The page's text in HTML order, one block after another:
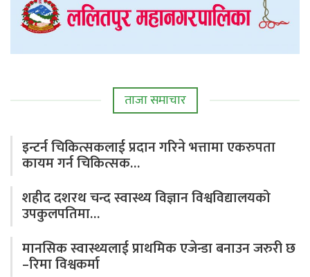
ताजा समाचार
इन्टर्न चिकित्सकलाई प्रदान गरिने भत्तामा एकरुपता
कायम गर्न चिकित्सक…
शहीद दशरथ चन्द स्वास्थ्य विज्ञान विश्वविद्यालयको
उपकुलपतिमा…
मानसिक स्वास्थ्यलाई प्राथमिक एजेन्डा बनाउन जरुरी छ
–रिमा विश्वकर्मा